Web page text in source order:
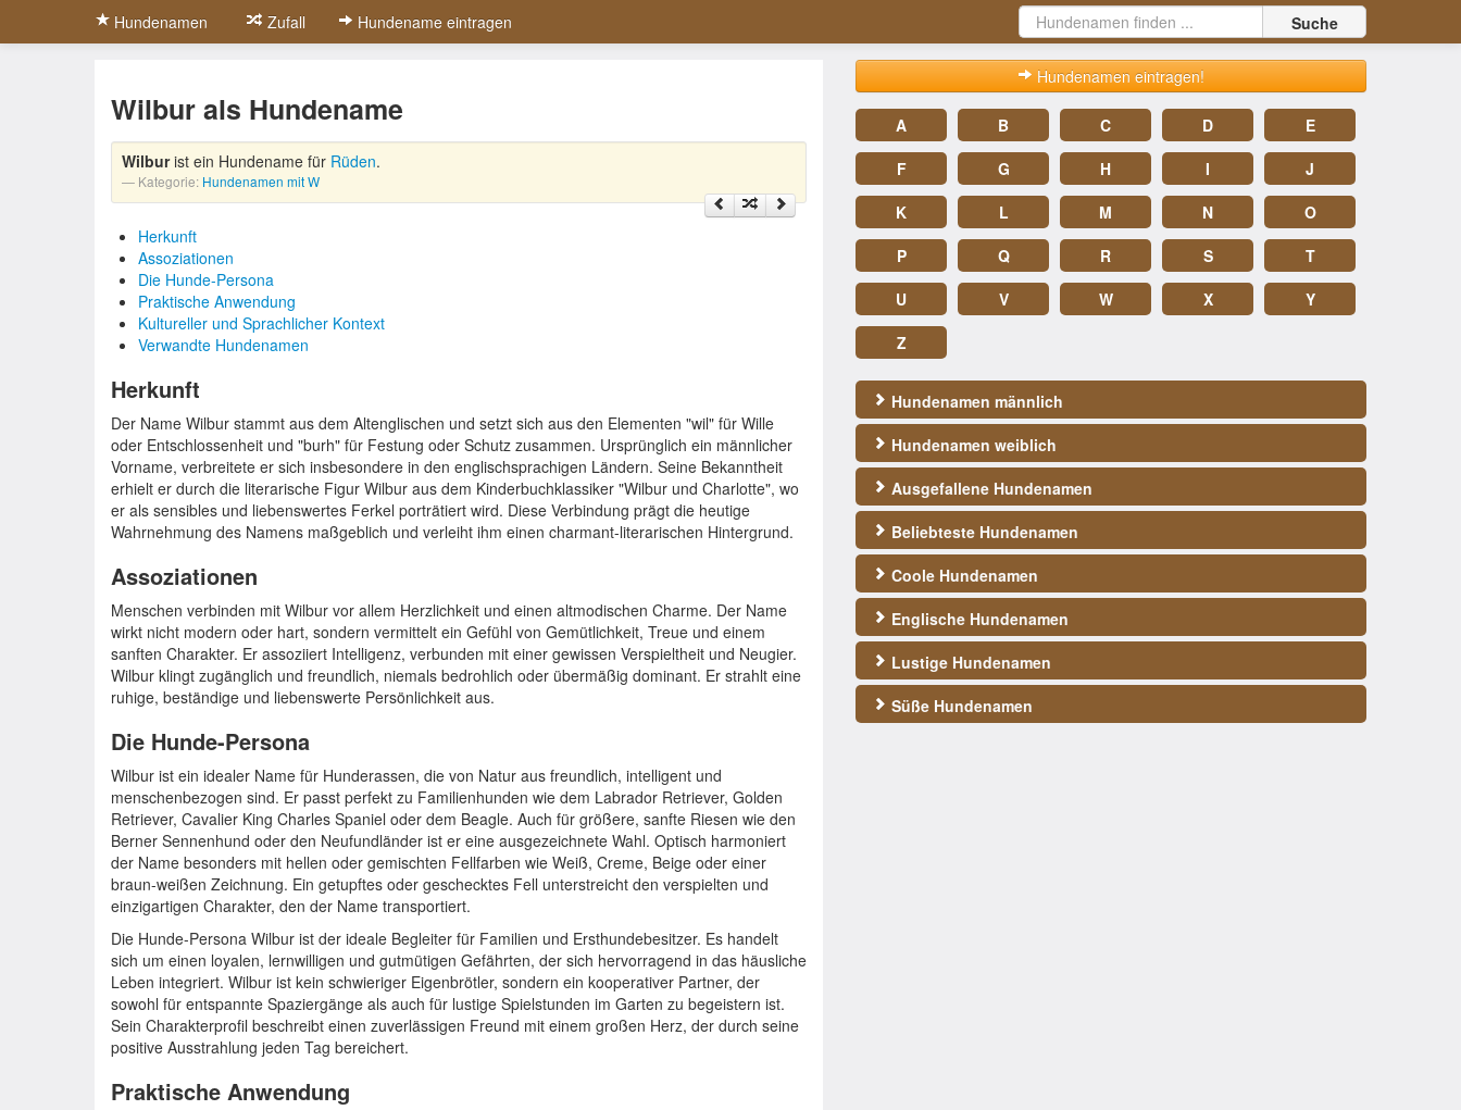
Hundenamen Zufall Hundename eintragen Suche
Wilbur als Hundename
Wilburist ein Hundename für Rüden.
Kategorie: Hundenamen mit W
Herkunft
Assoziationen
Die Hunde-Persona
Praktische Anwendung
Kultureller und Sprachlicher Kontext
Verwandte Hundenamen
Herkunft
Der Name Wilbur stammt aus dem Altenglischen und setzt sich aus den Elementen "wil" für Wille
oder Entschlossenheit und "burh" für Festung oder Schutz zusammen. Ursprünglich ein männlicher
Vorname, verbreitete er sich insbesondere in den englischsprachigen Ländern. Seine Bekanntheit
erhielt er durch die literarische Figur Wilbur aus dem Kinderbuchklassiker "Wilbur und Charlotte", wo
er als sensibles und liebenswertes Ferkel porträtiert wird. Diese Verbindung prägt die heutige
Wahrnehmung des Namens maßgeblich und verleiht ihm einen charmant-literarischen Hintergrund.
Assoziationen
Menschen verbinden mit Wilbur vor allem Herzlichkeit und einen altmodischen Charme. Der Name
wirkt nicht modern oder hart, sondern vermittelt ein Gefühl von Gemütlichkeit, Treue und einem
sanften Charakter. Er assoziiert Intelligenz, verbunden mit einer gewissen Verspieltheit und Neugier.
Wilbur klingt zugänglich und freundlich, niemals bedrohlich oder übermäßig dominant. Er strahlt eine
ruhige, beständige und liebenswerte Persönlichkeit aus.
Die Hunde-Persona
Wilbur ist ein idealer Name für Hunderassen, die von Natur aus freundlich, intelligent und
menschenbezogen sind. Er passt perfekt zu Familienhunden wie dem Labrador Retriever, Golden
Retriever, Cavalier King Charles Spaniel oder dem Beagle. Auch für größere, sanfte Riesen wie den
Berner Sennenhund oder den Neufundländer ist er eine ausgezeichnete Wahl. Optisch harmoniert
der Name besonders mit hellen oder gemischten Fellfarben wie Weiß, Creme, Beige oder einer
braun-weißen Zeichnung. Ein getupftes oder geschecktes Fell unterstreicht den verspielten und
einzigartigen Charakter, den der Name transportiert.
Die Hunde-Persona Wilbur ist der ideale Begleiter für Familien und Ersthundebesitzer. Es handelt
sich um einen loyalen, lernwilligen und gutmütigen Gefährten, der sich hervorragend in das häusliche
Leben integriert. Wilbur ist kein schwieriger Eigenbrötler, sondern ein kooperativer Partner, der
sowohl für entspannte Spaziergänge als auch für lustige Spielstunden im Garten zu begeistern ist.
Sein Charakterprofil beschreibt einen zuverlässigen Freund mit einem großen Herz, der durch seine
positive Ausstrahlung jeden Tag bereichert.
Praktische Anwendung
Hundenamen eintragen!
A B C D
E
F
G H I
J
K
L M N
O
P
Q R S
T
U
V W X
Y
Z
Hundenamen männlich
Hundenamen weiblich
Ausgefallene Hundenamen
Beliebteste Hundenamen
Coole Hundenamen
Englische Hundenamen
Lustige Hundenamen
Süße Hundenamen